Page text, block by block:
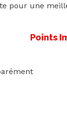
pour une
Points